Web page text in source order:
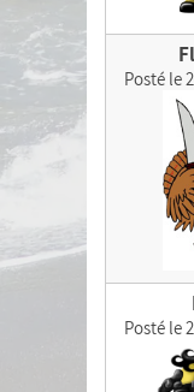
Posté le
Posté le